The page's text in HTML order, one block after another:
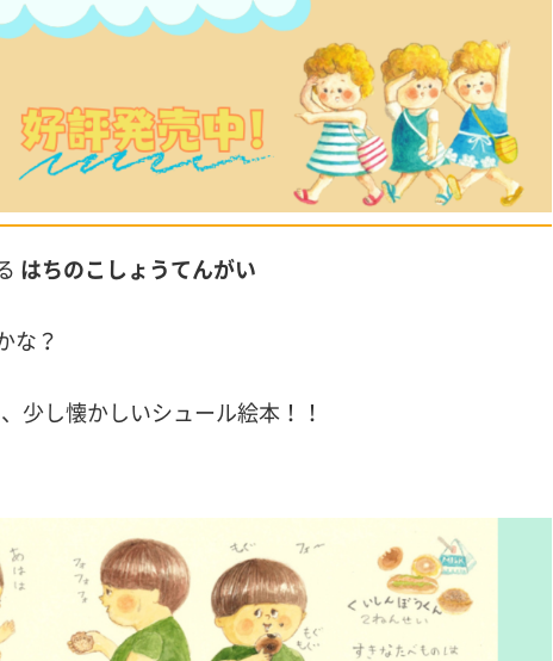
はちのこしょうてんがい
な？
少し懐かしいシュール絵本！！